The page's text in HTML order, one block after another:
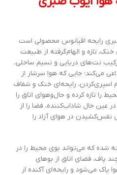
رایحه اقیانوس محصولی است
تازه و الهام‌گرفته از طبیعت
نت‌های دریایی و نسیم ساحلی،
می‌کند؛ جایی که هوا سرشار از
اسپری‌کردن، رایحه‌ای خنک و شفاف
تازه کرده و حال‌وهوای اتاق را
عین حال شاداب‌کننده، فضا را از
نفس‌کشیدن در هوای آزاد را
شده که می‌تواند بوی محیط را در
پاف، فضای اتاق از بوهای
پاک می‌شود و رایحه‌ای آکنده از